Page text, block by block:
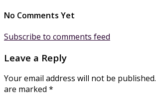
No Comments Yet
Subscribe to comments feed
Leave a Reply
Your email address will not be published.
are marked *